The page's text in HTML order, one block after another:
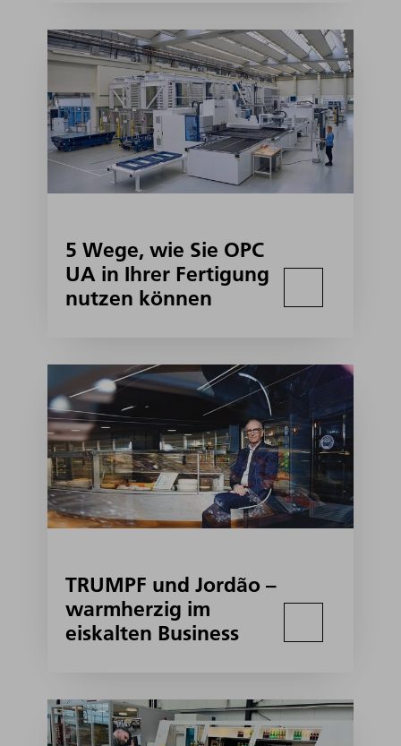
5 Wege, wie Sie OPC
UA in Ihrer Fertigung
nutzen können
TRUMPF und Jordão –
warmherzig im
eiskalten Business